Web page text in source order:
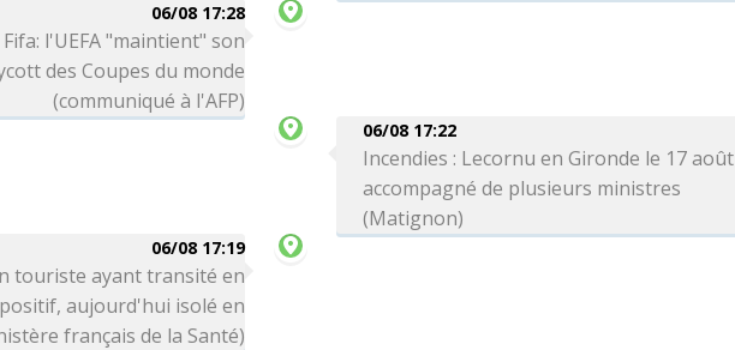
06/08 17:28
l'UEFA "maintient" son
des Coupes du monde
(communiqué à l'AFP)
06/08 17:22
Incendies : Lecornu en Gironde le 17 août
accompagné de plusieurs ministres
(Matignon)
06/08 17:19
touriste ayant transité en
aujourd'hui isolé en
français de la Santé)